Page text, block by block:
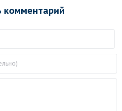
комментарий